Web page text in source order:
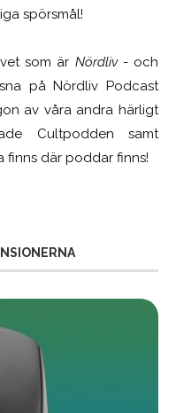
spörsmål!
som är Nördliv- och
på Nördliv Podcast
av våra andra härligt
Cultpodden samt
finns där poddar finns!